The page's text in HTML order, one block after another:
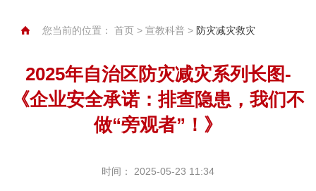
您当前的位置： 首页 > 宣教科普 > 防灾减灾救灾
2025年自治区防灾减灾系列长图-
《企业安全承诺：排查隐患，我们不
做“旁观者”！》
时间： 2025-05-23 11:34